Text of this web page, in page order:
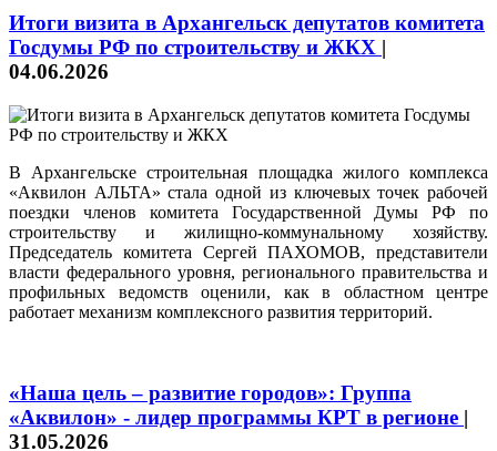
Итоги визита в Архангельск депутатов комитета
Госдумы РФ по строительству и ЖКХ |
04.06.2026
В Архангельске строительная площадка жилого комплекса
«Аквилон АЛЬТА» стала одной из ключевых точек рабочей
поездки членов комитета Государственной Думы РФ по
строительству и жилищно-коммунальному хозяйству.
Председатель комитета Сергей ПАХОМОВ, представители
власти федерального уровня, регионального правительства и
профильных ведомств оценили, как в областном центре
работает механизм комплексного развития территорий.
«Наша цель – развитие городов»: Группа
«Аквилон» - лидер программы КРТ в регионе |
31.05.2026